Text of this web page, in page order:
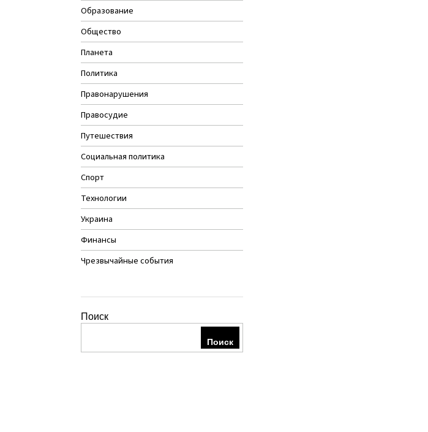
Образование
Общество
Планета
Политика
Правонарушения
Правосудие
Путешествия
Социальная политика
Спорт
Технологии
Украина
Финансы
Чрезвычайные события
Поиск
Поиск